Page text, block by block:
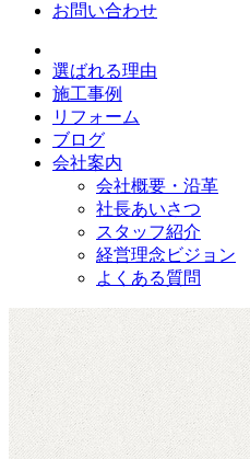
お問い合わせ
選ばれる理由
施工事例
リフォーム
ブログ
会社案内
会社概要・沿革
社長あいさつ
スタッフ紹介
経営理念ビジョン
よくある質問